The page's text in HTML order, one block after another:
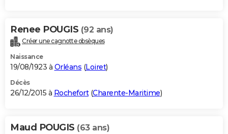
Renee POUGIS (92 ans)
Créer une cagnotte obsèques
Naissance
19/08/1923 à Orléans (Loiret)
Décès
26/12/2015 à Rochefort(Charente-Maritime)
Maud POUGIS (63 ans)